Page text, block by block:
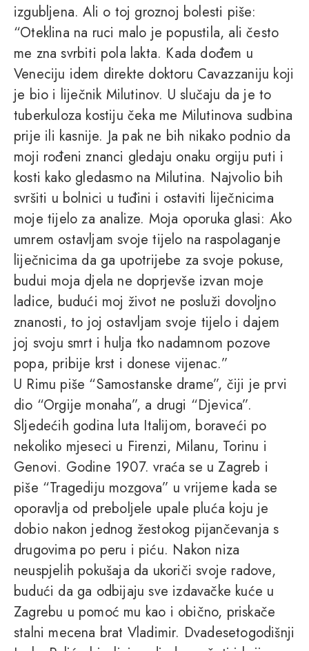
izgubljena. Ali o toj groznoj bolesti piše:
“Oteklina na ruci malo je popustila, ali često
me zna svrbiti pola lakta. Kada dođem u
Veneciju idem direkte doktoru Cavazzaniju koji
je bio i liječnik Milutinov. U slučaju da je to
tuberkuloza kostiju čeka me Milutinova sudbina
prije ili kasnije. Ja pak ne bih nikako podnio da
moji rođeni znanci gledaju onaku orgiju puti i
kosti kako gledasmo na Milutina. Najvolio bih
svršiti u bolnici u tuđini i ostaviti liječnicima
moje tijelo za analize. Moja oporuka glasi: Ako
umrem ostavljam svoje tijelo na raspolaganje
liječnicima da ga upotrijebe za svoje pokuse,
budui moja djela ne doprjevše izvan moje
ladice, budući moj život ne posluži dovoljno
znanosti, to joj ostavljam svoje tijelo i dajem
joj svoju smrt i hulja tko nadamnom pozove
popa, pribije krst i donese vijenac.”
U Rimu piše “Samostanske drame”, čiji je prvi
dio “Orgije monaha”, a drugi “Djevica”.
Sljedećih godina luta Italijom, boraveći po
nekoliko mjeseci u Firenzi, Milanu, Torinu i
Genovi. Godine 1907. vraća se u Zagreb i
piše “Tragediju mozgova” u vrijeme kada se
oporavlja od preboljele upale pluća koju je
dobio nakon jednog žestokog pijančevanja s
drugovima po peru i piću. Nakon niza
neuspjelih pokušaja da ukoriči svoje radove,
budući da ga odbijaju sve izdavačke kuće u
Zagrebu u pomoć mu kao i obično, priskače
stalni mecena brat Vladimir. Dvadesetogodišnji